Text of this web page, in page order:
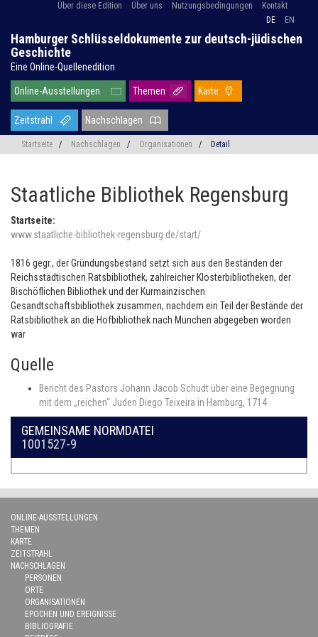
Über diese Edition Über uns Nutzungsbedingungen
Kontakt
DE
EN
Hamburger Schlüsseldokumente zur deutsch-jüdischen
Geschichte
Eine Online-Quellenedition
Online-Ausstellungen Themen Karte
Zeitstrahl Nachschlagen
Startseite / Nachschlagen / Organisationen / Detail
Staatliche Bibliothek Regensburg
Startseite:
www.staatliche-bibliothek-regensburg.de/start/
1816 gegr., der Gründungsbestand setzt sich aus den Beständen der
Reichsstädtischen Ratsbibliothek, zahlreicher Klosterbibliotheken, der
Bischöflichen Bibliothek und der Kurmainzischen
Gesandtschaftsbibliothek zusammen, nachdem ein Teil der Bestände der
Ratsbibliothek an die Hofbibliothek nach München abgegeben worden
war
Quelle
Bericht des Pastors Johann Jacob Schudt über eine Begegnung
mit dem „reichen“ Juden Diego Teixeira in Hamburg, 1714
GEMEINSAME NORMDATEI
1001527-9
ONLINE-AUSSTELLUNGEN
THEMEN
KARTE
ZEITSTRAHL
NACHSCHLAGEN
PERSONEN
ORTE
ORGANISATIONEN
EPOCHEN UND EREIGNISSE
BIBLIOGRAFIE